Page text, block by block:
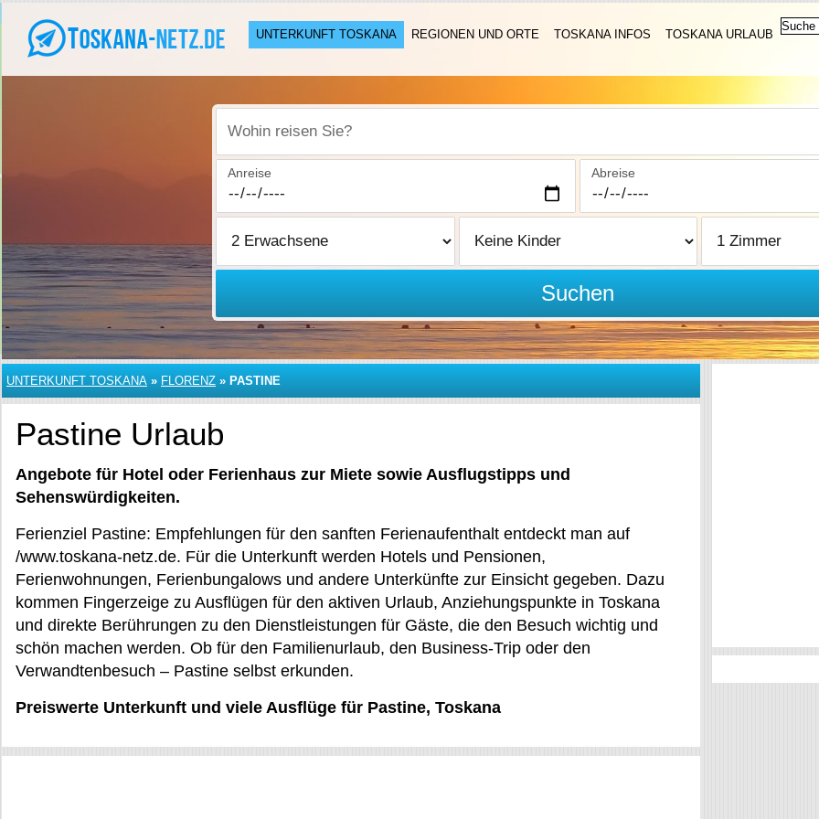
UNTERKUNFT TOSKANA REGIONEN UND ORTE TOSKANA INFOS TOSKANA URLAUB
Wohin reisen Sie?
Anreise Abreise
Suchen
UNTERKUNFT TOSKANA » FLORENZ » PASTINE
Pastine Urlaub
Angebote für Hotel oder Ferienhaus zur Miete sowie Ausflugstipps und
Sehenswürdigkeiten.
Ferienziel Pastine: Empfehlungen für den sanften Ferienaufenthalt entdeckt man auf
/www.toskana-netz.de. Für die Unterkunft werden Hotels und Pensionen,
Ferienwohnungen, Ferienbungalows und andere Unterkünfte zur Einsicht gegeben. Dazu
kommen Fingerzeige zu Ausflügen für den aktiven Urlaub, Anziehungspunkte in Toskana
und direkte Berührungen zu den Dienstleistungen für Gäste, die den Besuch wichtig und
schön machen werden. Ob für den Familienurlaub, den Business-Trip oder den
Verwandtenbesuch – Pastine selbst erkunden.
Preiswerte Unterkunft und viele Ausflüge für Pastine, Toskana